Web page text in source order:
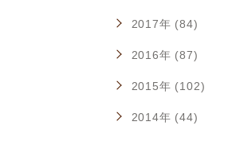
2017年 (84)
2016年 (87)
2015年 (102)
2014年 (44)